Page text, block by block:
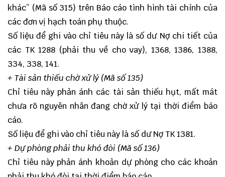
khác” (Mã số 315) trên Báo cáo tình hình tài chính của
các đơn vị hạch toán phụ thuộc.
Số liệu để ghi vào chỉ tiêu này là số dư Nợ chi tiết của
các TK 1288 (phải thu về cho vay), 1368, 1386, 1388,
334, 338, 141.
+ Tài sản thiếu chờ xử lý (Mã số 135)
Chỉ tiêu này phản ánh các tài sản thiếu hụt, mất mát
chưa rõ nguyên nhân đang chờ xử lý tại thời điểm báo
cáo.
Số liệu để ghi vào chỉ tiêu này là số dư Nợ TK 1381.
+ Dự phòng phải thu khó đòi (Mã số 136)
Chỉ tiêu này phản ánh khoản dự phòng cho các khoản